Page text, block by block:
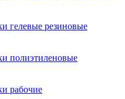
гелевые резиновые
полиэтиленовые
рабочие